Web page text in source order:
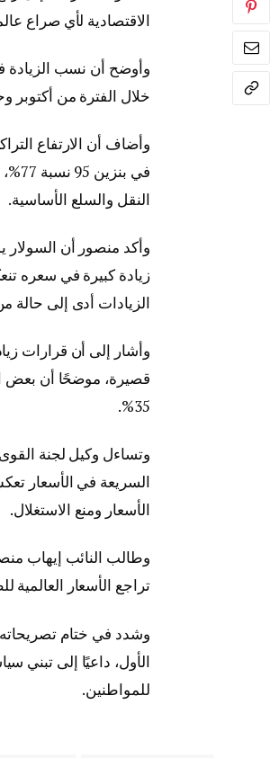
الاقتصادية لأي صراع
خلال الفترة من أكتوبر وحتى مارس 2026، في حين بلغت الزيادة في
في
النقل والسلع الأساسية.
وأكد منصور أن السولار
زيادة كبيرة في سعره
الزيادات أدى إلى
وأشار إلى أن قرارات
35%.
وتساءل وكيل لجنة
السريعة في الأسعار
الأسعار ومنع الاستغلال.
وطالب النائب إيهاب
تراجع الأسعار
وشدد في ختام
الأول، داعيًا إلى تبني
للمواطنين.